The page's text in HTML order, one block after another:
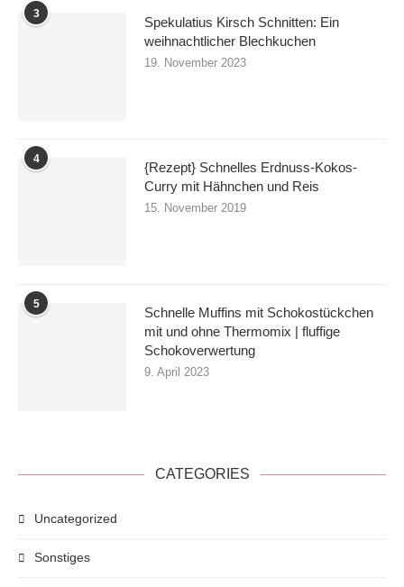
3
Spekulatius Kirsch Schnitten: Ein
weihnachtlicher Blechkuchen
19. November 2023
4
{Rezept} Schnelles Erdnuss-Kokos-
Curry mit Hähnchen und Reis
15. November 2019
5
Schnelle Muffins mit Schokostückchen
mit und ohne Thermomix | fluffige
Schokoverwertung
9. April 2023
CATEGORIES
Uncategorized
Sonstiges